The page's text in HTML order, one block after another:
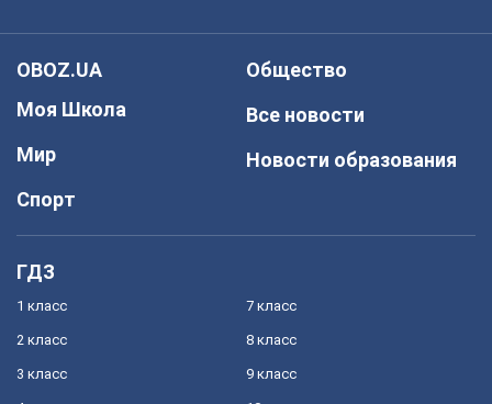
OBOZ.UA
Моя Школа
Мир
Спорт
Общество
Все новости
Новости образования
ГДЗ
1 класс
2 класс
3 класс
7 класс
8 класс
9 класс